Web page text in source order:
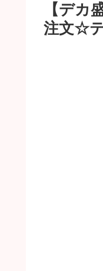
【デカ
注文☆